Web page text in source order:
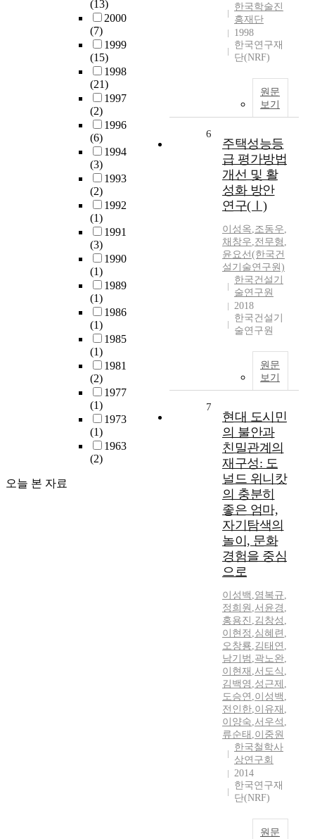
(13)
2000
(7)
1999
(15)
1998
(21)
1997
(2)
1996
(6)
1994
(3)
1993
(2)
1992
(1)
1991
(3)
1990
(1)
1989
(1)
1986
(1)
1985
(1)
1981
(2)
1977
(1)
1973
(1)
1963
(2)
오늘 본 자료
한국학술진
흥재단
1998
한국연구재
단(NRF)
원문
보기
6
주택성능등
급 평가방법
개선 및 활
성화 방안
연구(Ⅰ)
이성옥,조동우,
채창우,전무형 ,
윤요선(한국건
설기술연구원)
한국건설기
술연구원
2018
한국건설기
술연구원
원문
보기
7
현대 도시민
의 불안과
친밀관계의
재구성: 도
널드 위니캇
의 충분히
좋은 엄마,
자기탐색의
놀이, 문화
경험을 중심
으로
이성백 ,염복규,
정희원 ,서윤경 ,
홍용진 ,김창성 ,
이현정 ,심혜련 ,
오창룡,김태연 ,
남기범 ,곽노완,
이현재 ,서도식 ,
김백영 ,성근제 ,
도승연 ,이성백 ,
전인한,이유재 ,
이양숙,서우석 ,
류순태 ,이중원
한국철학사
상연구회
2014
한국연구재
단(NRF)
원문